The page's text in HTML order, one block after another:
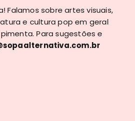
Falamos sobre artes visuais,
e cultura pop em geral
Para sugestões e